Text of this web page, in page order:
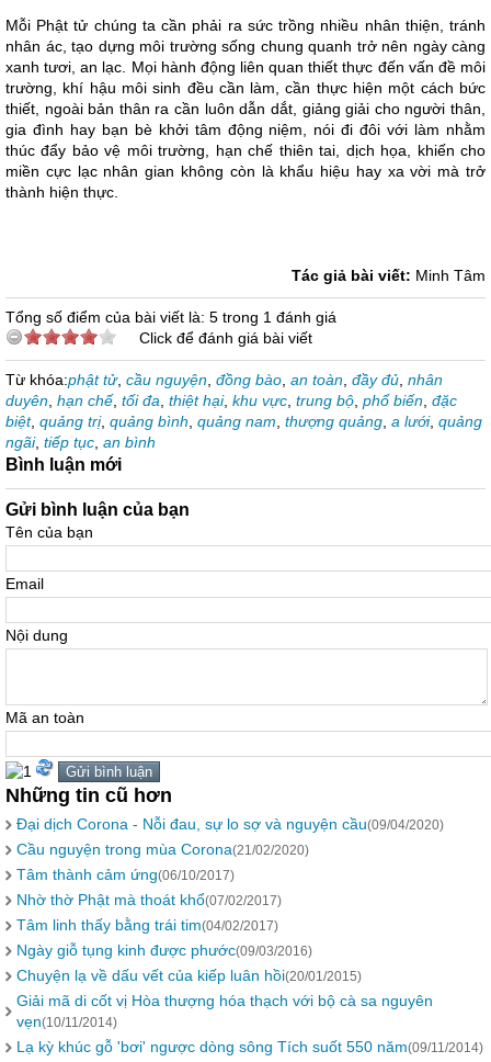
Mỗi Phật tử chúng ta cần phải ra sức trồng nhiều nhân thiện, tránh
nhân ác, tạo dựng môi trường sống chung quanh trở nên ngày càng
xanh tươi, an lạc. Mọi hành động liên quan thiết thực đến vấn đề môi
trường, khí hậu môi sinh đều cần làm, cần thực hiện một cách bức
thiết, ngoài bản thân ra cần luôn dẫn dắt, giảng giải cho người thân,
gia đình hay bạn bè khởi tâm động niệm, nói đi đôi với làm nhằm
thúc đẩy bảo vệ môi trường, hạn chế thiên tai, dịch họa, khiến cho
miền cực lạc nhân gian không còn là khẩu hiệu hay xa vời mà trở
thành hiện thực.
Tác giả bài viết: Minh Tâm
Tổng số điểm của bài viết là: 5 trong 1 đánh giá
Click để đánh giá bài viết
Từ khóa:phật tử, cầu nguyện đồng bào an toàn đầy đủ nhân
duyên hạn chế, tối đa thiệt hại, khu vực trung bộ phổ biến đặc
biệt, quảng trị, quảng bình quảng nam thượng quảng a lưới, quảng
ngãi, tiếp tục an bình
Bình luận mới
Gửi bình luận của bạn
Tên của bạn
Email
Nội dung
Mã an toàn
Những tin cũ hơn
Đại dịch Corona - Nỗi đau, sự lo sợ và nguyện cầu(09/04/2020)
Cầu nguyện trong mùa Corona(21/02/2020)
Tâm thành cảm ứng(06/10/2017)
Nhờ thờ Phật mà thoát khổ(07/02/2017)
Tâm linh thấy bằng trái tim(04/02/2017)
Ngày giỗ tụng kinh được phước(09/03/2016)
Chuyện lạ về dấu vết của kiếp luân hồi(20/01/2015)
Giải mã di cốt vị Hòa thượng hóa thạch với bộ cà sa nguyên
vẹn(10/11/2014)
Lạ kỳ khúc gỗ 'bơi' ngược dòng sông Tích suốt 550 năm(09/11/2014)